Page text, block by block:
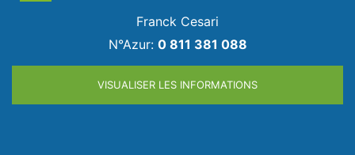
Franck Cesari
N°Azur: 0 811 381 088
VISUALISER LES INFORMATIONS